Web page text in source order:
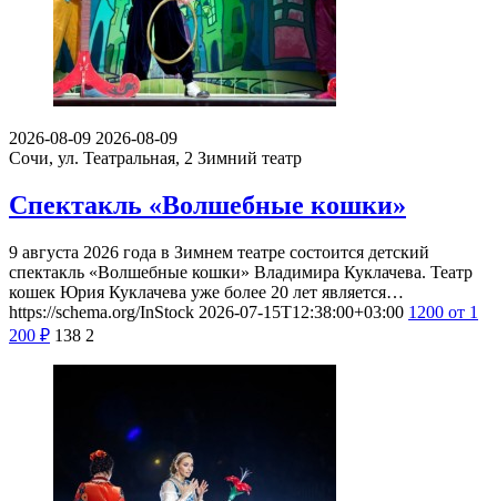
2026-08-09 2026-08-09
Сочи, ул. Театральная, 2 Зимний театр
Спектакль «Волшебные кошки»
9 августа 2026 года в Зимнем театре состоится детский
спектакль «Волшебные кошки» Владимира Куклачева. Театр
кошек Юрия Куклачева уже более 20 лет является…
https://schema.org/InStock 2026-07-15T12:38:00+03:00 1200 от 1
200 ₽ 138 2